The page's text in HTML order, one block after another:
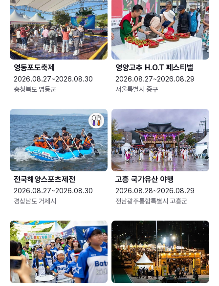
영동포도축제
2026.08.27~2026.08.30
충청북도 영동군
영양고추 H.O.T 페스티벌
2026.08.27~2026.08.29
서울특별시 중구
전국해양스포츠제전
2026.08.27~2026.08.30
경상남도 거제시
고흥 국가유산 야행
2026.08.28~2026.08.29
전남광주통합특별시 고흥군